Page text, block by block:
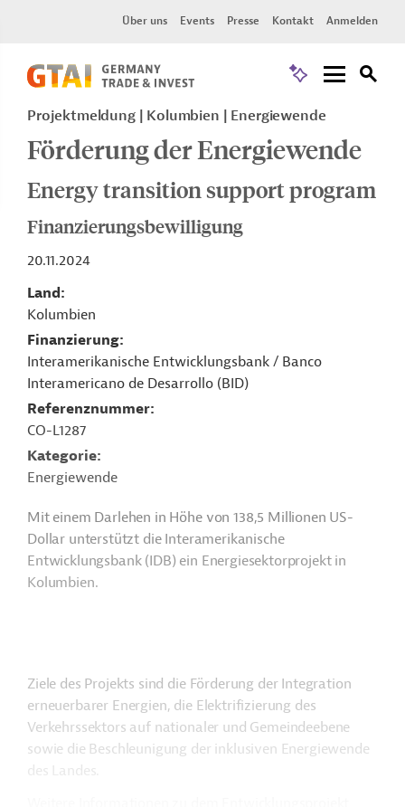
Über uns Events Presse Kontakt Anmelden
Projektmeldung Kolumbien Energiewende
Förderung der Energiewende
Energy transition support program
Finanzierungsbewilligung
20.11.2024
Land
Kolumbien
Finanzierung
Interamerikanische Entwicklungsbank / Banco
Interamericano de Desarrollo (BID)
Referenznummer
CO-L1287
Kategorie
Energiewende
Mit einem Darlehen in Höhe von 138,5 Millionen US-
Dollar unterstützt die Interamerikanische
Entwicklungsbank (IDB) ein Energiesektorprojekt in
Kolumbien.
Ziele des Projekts sind die Förderung der Integration
erneuerbarer Energien, die Elektrifizierung des
Verkehrssektors auf nationaler und Gemeindeebene
sowie die Beschleunigung der inklusiven Energiewende
des Landes.